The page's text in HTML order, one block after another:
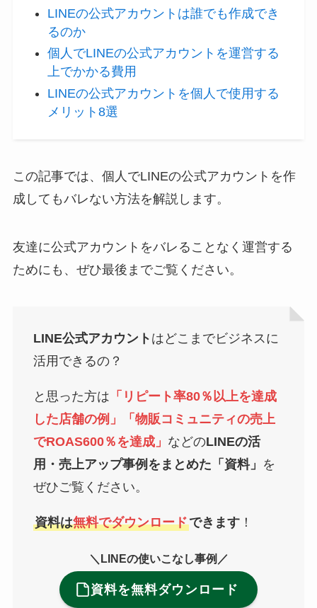
LINEの公式アカウントは誰でも作成でき
るのか
個人でLINEの公式アカウントを運営する
上でかかる費用
LINEの公式アカウントを個人で使用する
メリット8選
この記事では、個人でLINEの公式アカウントを作
成してもバレない方法を解説します。
友達に公式アカウントをバレることなく運営する
ためにも、ぜひ最後までご覧ください。
LINE公式アカウント はどこまでビジネスに
活用できるの？
と思った方は 「リピート率80％以上を達成
した店舗の例」「物販コミュニティの売上
でROAS600％を達成」 などのLINEの活
用・売上アップ事例をまとめた「資料」 を
ぜひご覧ください。
資料は無料でダウンロードできます！
＼LINEの使いこなし事例／
資料を無料ダウンロード